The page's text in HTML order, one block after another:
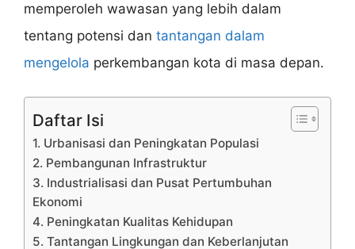
memperoleh wawasan yang lebih dalam
tentang potensi dan tantangan dalam
mengelola perkembangan kota di masa depan.
Daftar Isi
1. Urbanisasi dan Peningkatan Populasi
2. Pembangunan Infrastruktur
3. Industrialisasi dan Pusat Pertumbuhan
Ekonomi
4. Peningkatan Kualitas Kehidupan
5. Tantangan Lingkungan dan Keberlanjutan